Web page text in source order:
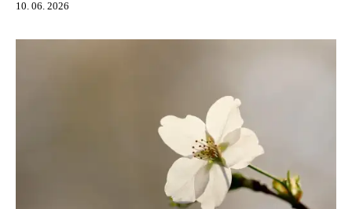
10. 06. 2026